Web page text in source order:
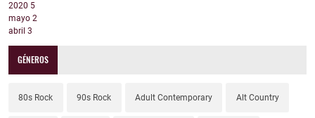
2020 5
mayo 2
abril 3
GÉNEROS
80s Rock 90s Rock Adult Contemporary Alt Country